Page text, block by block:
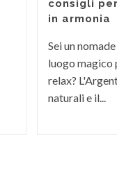
consigli
in armonia
Sei un
luogo magico
relax?
naturali e il...